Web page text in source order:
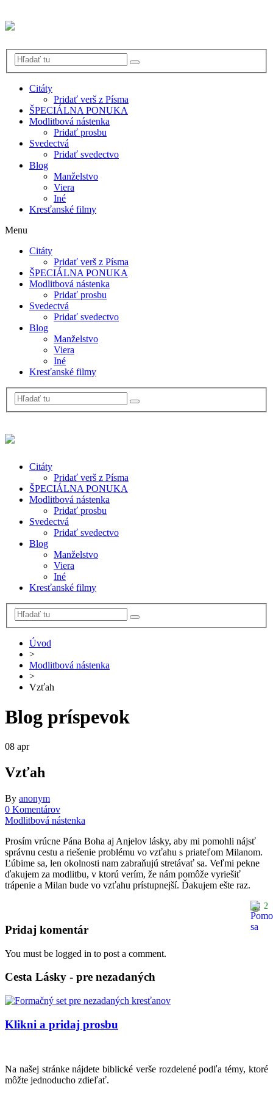
Citáty
Pridať verš z Písma
ŠPECIÁLNA PONUKA
Modlitbová nástenka
Pridať prosbu
Svedectvá
Pridať svedectvo
Blog
Manželstvo
Viera
Iné
Kresťanské filmy
Menu
Citáty
Pridať verš z Písma
ŠPECIÁLNA PONUKA
Modlitbová nástenka
Pridať prosbu
Svedectvá
Pridať svedectvo
Blog
Manželstvo
Viera
Iné
Kresťanské filmy
Citáty
Pridať verš z Písma
ŠPECIÁLNA PONUKA
Modlitbová nástenka
Pridať prosbu
Svedectvá
Pridať svedectvo
Blog
Manželstvo
Viera
Iné
Kresťanské filmy
Úvod
>
Modlitbová nástenka
>
Vzťah
Blog príspevok
08 apr
Vzťah
By anonym
0 Komentárov
Modlitbová nástenka
Prosím vrúcne Pána Boha aj Anjelov lásky, aby mi pomohli nájsť
správnu cestu a riešenie problému vo vzťahu s priateľom Milanom.
Ľúbime sa, len okolnosti nam zabraňujú stretávať sa. Veľmi pekne
ďakujem za modlitbu, v ktorú verím, že nám pomôže vyriešiť
trápenie a Milan bude vo vzťahu prístupnejší. Ďakujem ešte raz.
2
Pridaj komentár
You must be logged in to post a comment.
Cesta Lásky - pre nezadaných
Klikni a pridaj prosbu
Na našej stránke nájdete biblické verše rozdelené podľa témy, ktoré
môžte jednoducho zdieľať.